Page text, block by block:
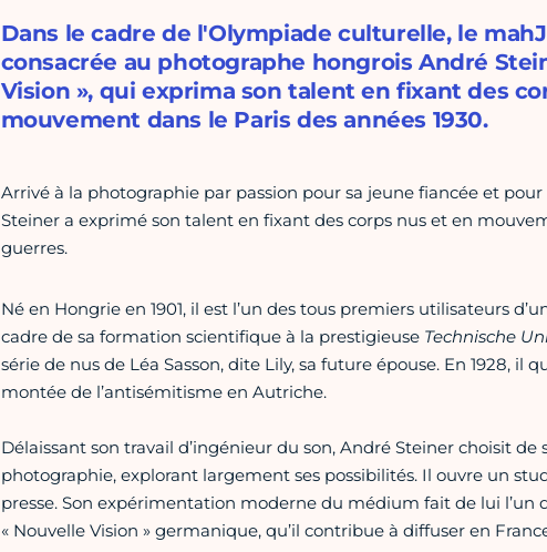
Dans le cadre de l'Olympiade culturelle, le
consacrée au photographe hongrois André
Vision », qui exprima son talent en fixant des
mouvement dans le Paris des années 1930.
Arrivé à la photographie par passion pour sa jeune fiancée et
Steiner a exprimé son talent en fixant des corps nus et en
guerres.
Né en Hongrie en 1901, il est l’un des tous premiers utilisateurs
cadre de sa formation scientifique à la prestigieuse Technische
série de nus de Léa Sasson, dite Lily, sa future épouse. En 1928, il
montée de l’antisémitisme en Autriche.
Délaissant son travail d’ingénieur du son, André Steiner choisit
photographie, explorant largement ses possibilités. Il ouvre un
presse. Son expérimentation moderne du médium fait de lui l’un
« Nouvelle Vision » germanique, qu’il contribue à diffuser en